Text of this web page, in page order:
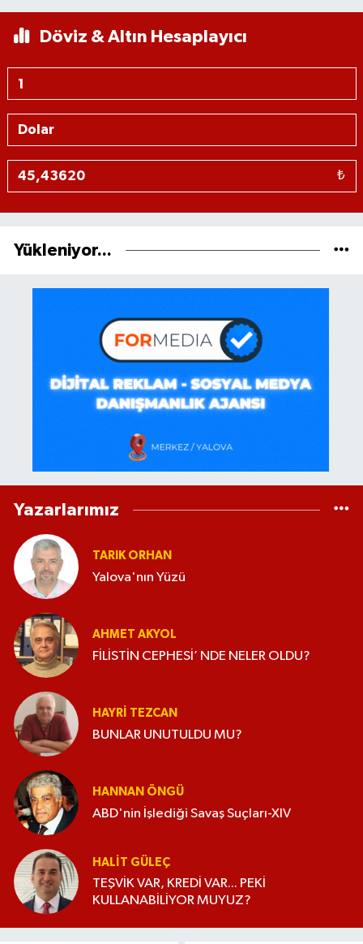
Döviz & Altın Hesaplayıcı
₺
Yükleniyor...
Yazarlarımız
TARIK ORHAN
Yalova'nın Yüzü
AHMET AKYOL
FİLİSTİN CEPHESİ’ NDE NELER OLDU?
HAYRI TEZCAN
BUNLAR UNUTULDU MU?
HANNAN ÖNGÜ
ABD'nin İşlediği Savaş Suçları-XIV
HALIT GÜLEÇ
TEŞVİK VAR, KREDİ VAR... PEKİ
KULLANABİLİYOR MUYUZ?